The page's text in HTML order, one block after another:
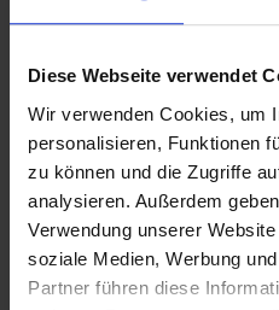
Diese Webseite verwendet
Wir verwenden Cookies, um
personalisieren, Funktionen
zu können und die Zugriffe
analysieren. Außerdem
Verwendung unserer
soziale Medien, Werbung
Partner führen diese
Raumangebot im
Speisekammer sowie ein
Das Obergeschoss ist derzeit
Wohneinheit gestaltet. Mit
Rückbau der vorhandenen
zusätzliches, drittes
Südausrichtung, ein weiteres